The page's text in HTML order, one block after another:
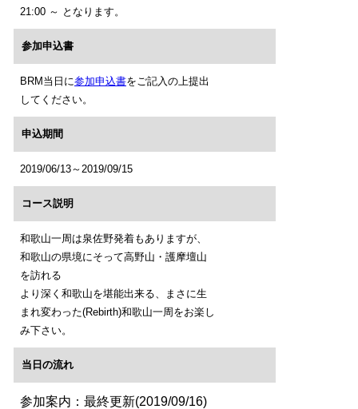
21:00 ～ となります。
参加申込書
BRM当日に参加申込書をご記入の上提出
してください。
申込期間
2019/06/13～2019/09/15
コース説明
和歌山一周は泉佐野発着もありますが、
和歌山の県境にそって高野山・護摩壇山
を訪れる
より深く和歌山を堪能出来る、まさに生
まれ変わった(Rebirth)和歌山一周をお楽し
み下さい。
当日の流れ
参加案内：最終更新(2019/09/16)